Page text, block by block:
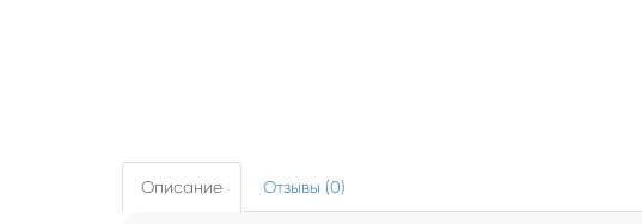
Описание Отзывы (0)